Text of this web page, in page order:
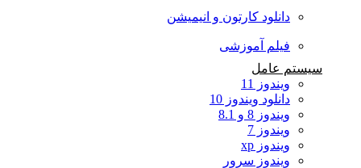
دانلود کارتون و انیمیشن
فیلم آموزشی
سیستم عامل
ویندوز 11
دانلود ویندوز 10
ویندوز 8 و 8.1
ویندوز 7
ویندوز xp
ویندوز سرور